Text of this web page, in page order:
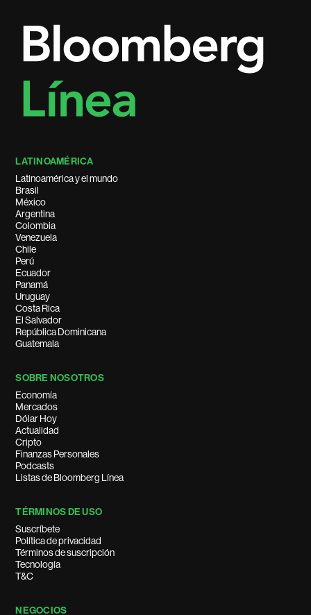
LATINOAMÉRICA
Latinoamérica y el mundo
Brasil
México
Argentina
Colombia
Venezuela
Chile
Perú
Ecuador
Panamá
Uruguay
Costa Rica
El Salvador
República Dominicana
Guatemala
SOBRE NOSOTROS
Economía
Mercados
Dólar Hoy
Actualidad
Cripto
Finanzas Personales
Podcasts
Listas de Bloomberg Línea
TÉRMINOS DE USO
Suscríbete
Política de privacidad
Términos de suscripción
Tecnología
T&C
NEGOCIOS